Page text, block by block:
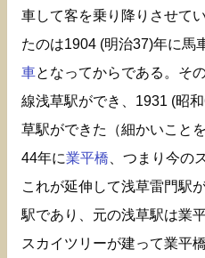
車して客を乗り降りさせて
たのは1904 (明治37)年に馬
車となってからである。そ
線浅草駅ができ、1931 (昭
草駅ができた（細かいこと
44年に業平橋 、つまり今の
これが延伸して浅草雷門駅
駅であり、元の浅草駅は業
スカイツリーが建って業平